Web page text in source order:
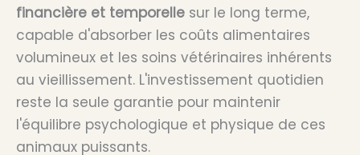
financière et temporelle sur le long terme,
capable d'absorber les coûts alimentaires
volumineux et les soins vétérinaires inhérents
au vieillissement. L'investissement quotidien
reste la seule garantie pour maintenir
l'équilibre psychologique et physique de ces
animaux puissants.